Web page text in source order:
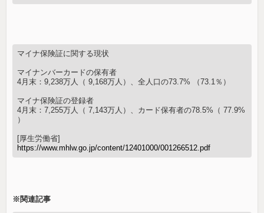
マイナ保険証に関する現状
マイナンバーカードの保有者
4月末：9,238万人（ 9,168万人）、全人口の73.7% （73.1％）
マイナ保険証の登録者
4月末：7,255万人（ 7,143万人）、カード保有者の78.5%（ 77.9%
）
[厚生労働省]
https://www.mhlw.go.jp/content/12401000/001266512.pdf
※関連記事